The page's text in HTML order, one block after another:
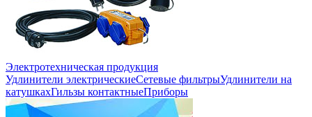
Электротехническая продукция
Удлинители электрическиеСетевые фильтрыУдлинители на
катушкахГильзы контактныеПриборы